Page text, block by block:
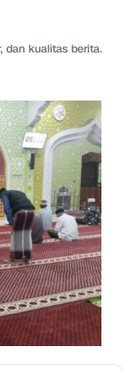
dan kualitas berita.